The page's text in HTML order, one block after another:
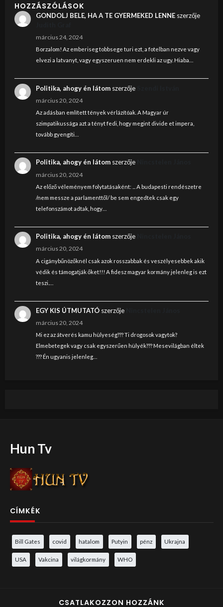
HOZZÁSZÓLÁSOK
GONDOLJ BELE, HA A TE GYERMEKED LENNEszerzője
március 24, 2024
Borzalom! Az emberiseg tobbsege turi ezt, a fotelban nezve vagy
elvezi a latvanyt, vagy egyszeruen nem erdekli az ugy. Hiaba…
Politika, ahogy én látomszerzője
március 20, 2024
Az adásban említett tények vérlázítóak. A Magyar úr
szimpatikussága azt a tényt fedi, hogy megint divide et impera,
tovább gyengíti…
Politika, ahogy én látomszerzője
március 20, 2024
Az előző véleményem folytatásaként: ... A budapesti rendészetre
/nem messze a parlamenttől/ be sem engedtek csak egy
telefonszámot adtak, hogy…
Politika, ahogy én látomszerzője
március 20, 2024
A cigánybűnözőknél csak azok rosszabbak és veszélyesebbek akik
védik és támogatják őket!!! A fidesz magyar kormány jelenleg is ezt
teszi.…
EGY KIS ÚTMUTATÓszerzője
március 20, 2024
Mi ez az átverés kamu hülyeség??? Ti drogosok vagytok?
Elmebetegek vagy csak egyszerűen hülyék??? Mesevilágban éltek
??? Én ugyanis jelenleg…
Hun Tv
CÍMKÉK
Bill Gates covid hatalom Putyin pénz Ukrajna
USA Vakcina világkormány WHO
CSATLAKOZZON HOZZÁNK